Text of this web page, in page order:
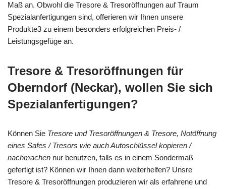
Maß an. Obwohl die Tresore & Tresoröffnungen auf Traum
Spezialanfertigungen sind, offerieren wir Ihnen unsere
Produkte3 zu einem besonders erfolgreichen Preis- /
Leistungsgefüge an.
Tresore & Tresoröffnungen für
Oberndorf (Neckar), wollen Sie sich
Spezialanfertigungen?
Können Sie Tresore und Tresoröffnungen & Tresore, Notöffnung
eines Safes / Tresors wie auch Autoschlüssel kopieren /
nachmachen nur benutzen, falls es in einem Sondermaß
gefertigt ist? Können wir Ihnen dann weiterhelfen? Unsre
Tresore & Tresoröffnungen produzieren wir als erfahrene und